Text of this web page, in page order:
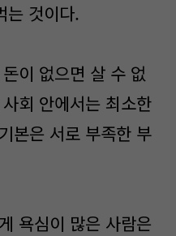
는 것이다.
이 없으면 살 수 없
회 안에서는 최소한
본은 서로 부족한 부
욕심이 많은 사람은